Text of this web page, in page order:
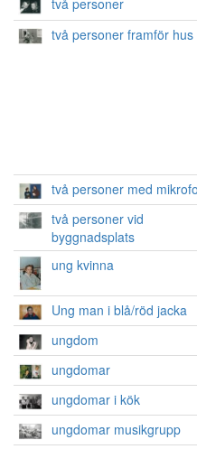
två personer
två personer framför hus
två personer med
två personer vid
byggnadsplats
ung kvinna
Ung man i blå/röd jacka
ungdom
ungdomar
ungdomar i kök
ungdomar musikgrupp